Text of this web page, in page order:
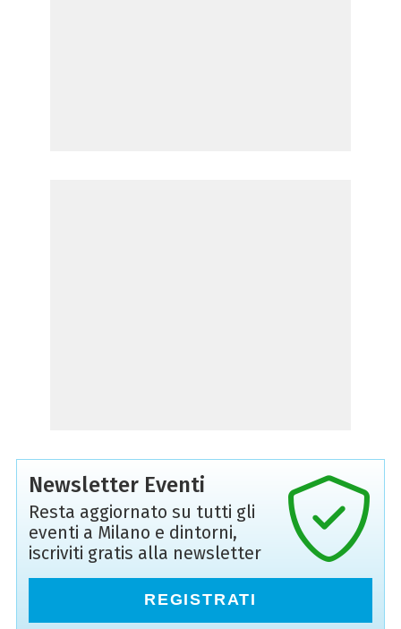
Newsletter Eventi
Resta aggiornato su tutti gli
eventi a Milano e dintorni,
iscriviti gratis alla newsletter
REGISTRATI